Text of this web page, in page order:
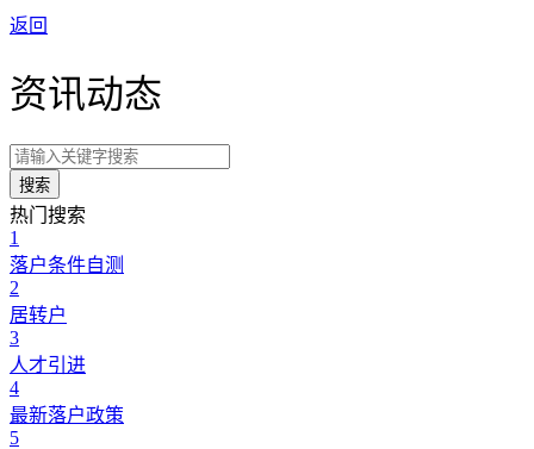
返回
资讯动态
搜索
热门搜索
1
落户条件自测
2
居转户
3
人才引进
4
最新落户政策
5